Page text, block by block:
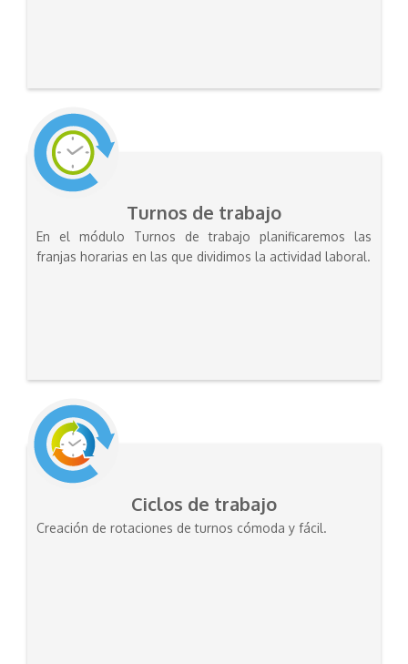
Turnos de trabajo
En el módulo Turnos de trabajo planificaremos las
franjas horarias en las que dividimos la actividad laboral.
Ciclos de trabajo
Creación de rotaciones de turnos cómoda y fácil.